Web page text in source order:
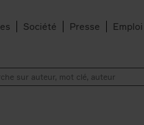
Société Presse